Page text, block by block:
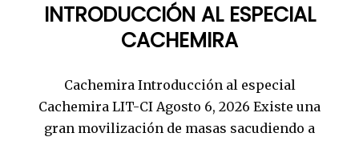
INTRODUCCIÓN AL ESPECIAL
CACHEMIRA
Cachemira Introducción al especial
Cachemira LIT-CI Agosto 6, 2026 Existe una
gran movilización de masas sacudiendo a